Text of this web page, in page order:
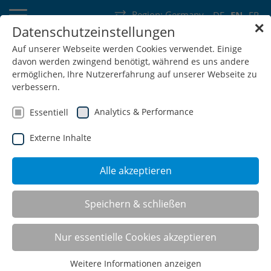
DE EN FR
Region: Germany
Germany Switzerland Austria Belgium
Luxembourg Netherlands Wallonia
SHOP
✕
Datenschutzeinstellungen
Auf unserer Webseite werden Cookies verwendet. Einige
davon werden zwingend benötigt, während es uns andere
ermöglichen, Ihre Nutzererfahrung auf unserer Webseite zu
verbessern.
Essentiell Analytics & Performance
Externe Inhalte
Alle akzeptieren
Speichern & schließen
Nur essentielle Cookies akzeptieren
Weitere Informationen anzeigen